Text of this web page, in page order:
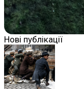
Нові публікації